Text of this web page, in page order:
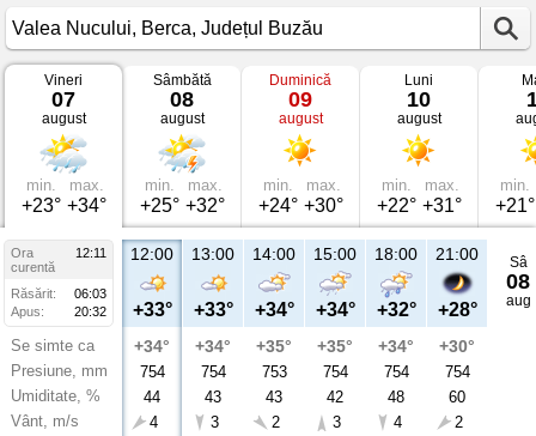
Vremea
Valea
Nucului
Berca,
Județul
Buzău
Vineri
07
august
min.
+23°
max.
+34°
Sâmbătă
08
august
min.
+25°
max.
+32°
Duminică
09
august
min.
+24°
max.
+30°
Luni
10
august
min.
+22°
max.
+31°
min.
+21°
Ora
12:11
curentă
Răsărit:
06:03
Apus:
20:32
Se simte ca
Presiune, mm
Umiditate, %
Vânt, m/s
12:00
+33°
+34°
754
44
4
13:00
+33°
+34°
754
43
3
14:00
+34°
+35°
753
43
2
15:00
+34°
+35°
754
42
3
18:00
+32°
+34°
754
48
4
21:00
+28°
+30°
754
60
2
Sâ
08
aug